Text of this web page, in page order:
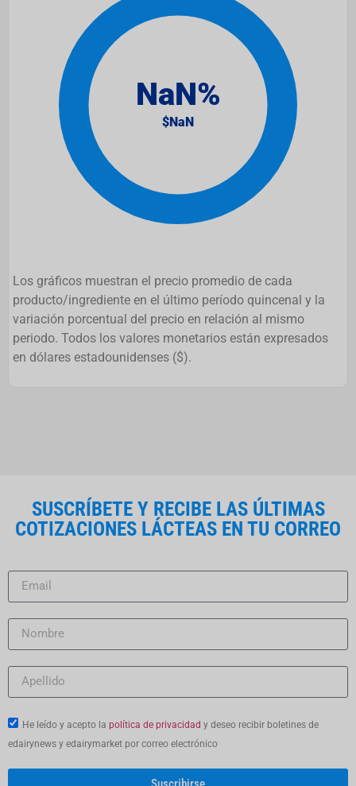
Los gráficos muestran el precio promedio de cada
producto/ingrediente en el último período quincenal y la
variación porcentual del precio en relación al mismo
periodo. Todos los valores monetarios están expresados
en dólares estadounidenses ($).
SUSCRÍBETE Y RECIBE LAS ÚLTIMAS
COTIZACIONES LÁCTEAS EN TU CORREO
He leído y acepto la política de privacidad y deseo recibir boletines de
edairynews y edairymarket por correo electrónico